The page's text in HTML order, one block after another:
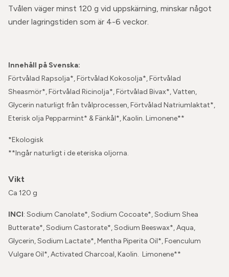
Tvålen väger minst 120 g vid uppskärning, minskar något
under lagringstiden som är 4-6 veckor.
Innehåll på Svenska:
Förtvålad Rapsolja*, Förtvålad Kokosolja*, Förtvålad
Sheasmör*, Förtvålad Ricinolja*, Förtvålad Bivax*, Vatten,
Glycerin naturligt från tvålprocessen, Förtvålad Natriumlaktat*,
Eterisk olja Pepparmint* & Fänkål*, Kaolin. Limonene**
*Ekologisk
**Ingår naturligt i de eteriska oljorna.
Vikt
Ca 120 g
INCI: Sodium Canolate*, Sodium Cocoate*, Sodium Shea
Butterate*, Sodium Castorate*, Sodium Beeswax*, Aqua,
Glycerin, Sodium Lactate*, Mentha Piperita Oil*, Foenculum
Vulgare Oil*, Activated Charcoal, Kaolin. Limonene**